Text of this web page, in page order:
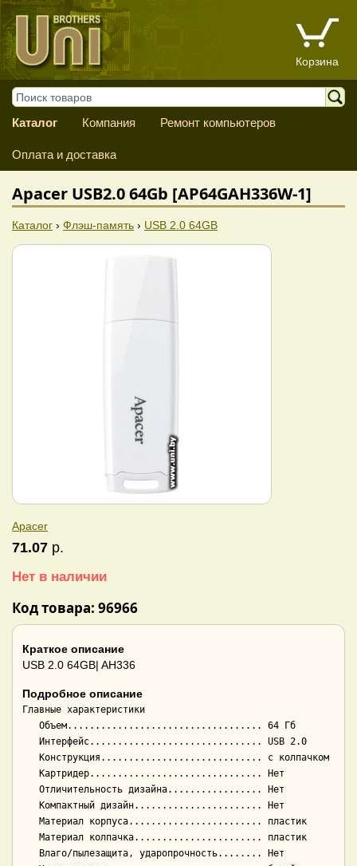
Корзина
Каталог Компания Ремонт компьютеров
Оплата и доставка
Apacer USB2.0 64Gb [AP64GAH336W-1]
Каталог › Флэш-память › USB 2.0 64GB
Apacer
71.07 р.
Нет в наличии
Код товара: 96966
Краткое описание
USB 2.0 64GB| AH336
Подробное описание
Главные характеристики